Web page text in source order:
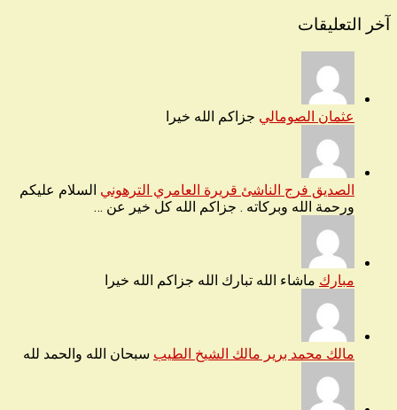
آخر التعليقات
عثمان الصومالي جزاكم الله خيرا
الصديق فرج الناشئ قريرة العامري الترهوني السلام عليكم
ورحمة الله وبركاته . جزاكم الله كل خير عن …
مبارك ماشاء الله تبارك الله جزاكم الله خيرا
مالك محمد برير مالك الشيخ الطيب سبحان الله والحمد لله